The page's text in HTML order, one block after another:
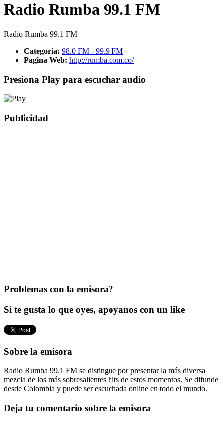
Radio Rumba 99.1 FM
Radio Rumba 99.1 FM
Categoria: 98.0 FM - 99.9 FM
Pagina Web: http://rumba.com.co/
Presiona Play para escuchar audio
Publicidad
Problemas con la emisora?
Si te gusta lo que oyes, apoyanos con un like
Sobre la emisora
Radio Rumba 99.1 FM se distingue por presentar la más diversa
mezcla de los más sobresalientes hits de estos momentos. Se difunde
desde Colombia y puede ser escuchada online en todo el mundo.
Deja tu comentario sobre la emisora